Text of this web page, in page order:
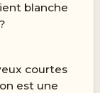
blanche
courtes
est une